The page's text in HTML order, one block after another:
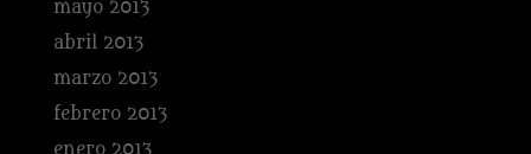
mayo 2013
abril 2013
marzo 2013
febrero 2013